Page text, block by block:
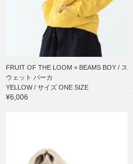
FRUIT OF THE LOOM × BEAMS BOY / ス
ウェット パーカ
YELLOW / サイズ ONE SIZE
¥6,006